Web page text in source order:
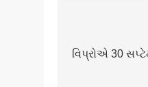
વિપ્રોએ 30